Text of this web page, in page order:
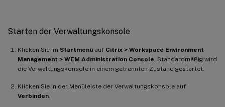
Starten der Verwaltungskonsole
Klicken Sie im Startmenü auf Citrix > Workspace Environment
Management > WEM Administration Console . Standardmäßig wird
die Verwaltungskonsole in einem getrennten Zustand gestartet.
Klicken Sie in der Menüleiste der Verwaltungskonsole auf
Verbinden